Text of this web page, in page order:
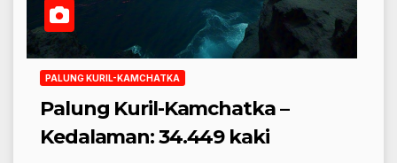
PALUNG KURIL-KAMCHATKA
Palung Kuril-Kamchatka –
Kedalaman: 34.449 kaki